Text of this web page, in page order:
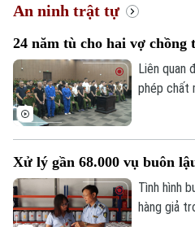
An ninh trật tự
24 năm tù cho hai vợ chồng
Liên quan
phép chất
án đặc
diễn ra
kinh doanh
Xử lý gần 68.000 vụ buôn
Tình hình
hàng giả